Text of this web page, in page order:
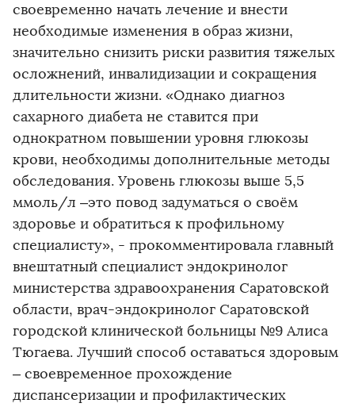
своевременно начать лечение и внести
необходимые изменения в образ жизни,
значительно снизить риски развития тяжелых
осложнений, инвалидизации и сокращения
длительности жизни. «Однако диагноз
сахарного диабета не ставится при
однократном повышении уровня глюкозы
крови, необходимы дополнительные методы
обследования. Уровень глюкозы выше 5,5
ммоль/л –это повод задуматься о своём
здоровье и обратиться к профильному
специалисту», - прокомментировала главный
внештатный специалист эндокринолог
министерства здравоохранения Саратовской
области, врач-эндокринолог Саратовской
городской клинической больницы №9 Алиса
Тюгаева. Лучший способ оставаться здоровым
– своевременное прохождение
диспансеризации и профилактических